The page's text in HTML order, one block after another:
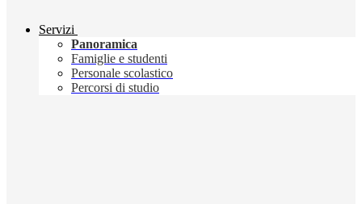
Servizi
Panoramica
Famiglie e studenti
Personale scolastico
Percorsi di studio